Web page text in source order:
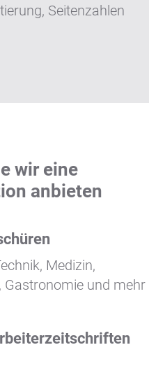
Seitenzahlen
wir eine
anbieten
Medizin,
Gastronomie und mehr